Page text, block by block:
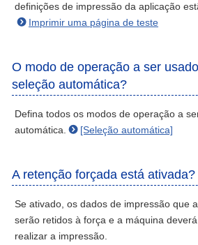
definições de impressão da aplicação
Imprimir uma página de teste
O modo de operação a ser
seleção automática?
Defina todos os modos de operação a
automática.
[Seleção automática]
A retenção forçada está ativada?
Se ativado, os dados de impressão que
serão retidos à força e a máquina
realizar a impressão.